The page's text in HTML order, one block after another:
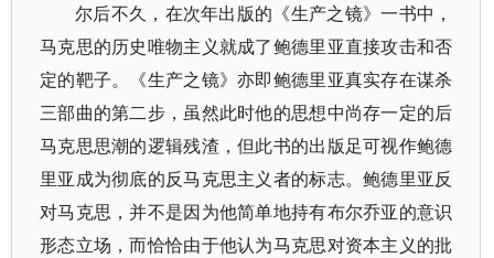
尔后不久，在次年出版的《生产之镜》一书中，
马克思的历史唯物主义就成了鲍德里亚直接攻击和否
定的靶子。《生产之镜》亦即鲍德里亚真实存在谋杀
三部曲的第二步，虽然此时他的思想中尚存一定的后
马克思思潮的逻辑残渣，但此书的出版足可视作鲍德
里亚成为彻底的反马克思主义者的标志。鲍德里亚反
对马克思，并不是因为他简单地持有布尔乔亚的意识
形态立场，而恰恰由于他认为马克思对资本主义的批